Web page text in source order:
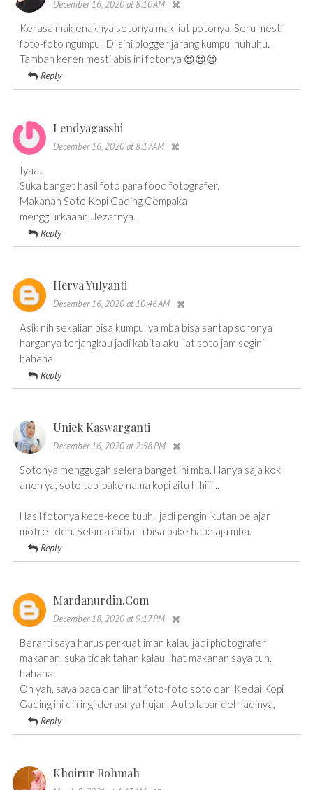
December 16, 2020 at 8:10 AM
Kerasa mak enaknya sotonya mak liat potonya. Seru mesti
foto-foto ngumpul. Di sini blogger jarang kumpul huhuhu.
Tambah keren mesti abis ini fotonya 😍😍😍
Reply
Lendyagasshi
December 16, 2020 at 8:17 AM
Iyaa..
Suka banget hasil foto para food fotografer.
Makanan Soto Kopi Gading Cempaka
menggiurkaaan...lezatnya.
Reply
Herva Yulyanti
December 16, 2020 at 10:46 AM
Asik nih sekalian bisa kumpul ya mba bisa santap soronya
harganya terjangkau jadi kabita aku liat soto jam segini
hahaha
Reply
Uniek Kaswarganti
December 16, 2020 at 2:58 PM
Sotonya menggugah selera banget ini mba. Hanya saja kok
aneh ya, soto tapi pake nama kopi gitu hihiiii...
Hasil fotonya kece-kece tuuh.. jadi pengin ikutan belajar
motret deh. Selama ini baru bisa pake hape aja mba.
Reply
Mardanurdin.com
December 18, 2020 at 9:17 PM
Berarti saya harus perkuat iman kalau jadi photografer
makanan, suka tidak tahan kalau lihat makanan saya tuh.
hahaha.
Oh yah, saya baca dan lihat foto-foto soto dari Kedai Kopi
Gading ini diiringi derasnya hujan. Auto lapar deh jadinya,
Reply
Khoirur Rohmah